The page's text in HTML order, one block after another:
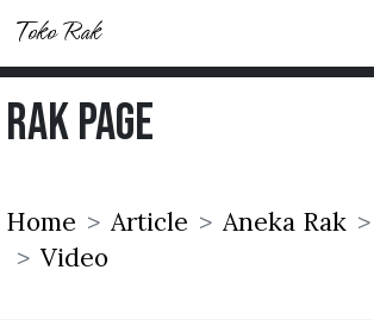
Toko Rak
Rak Page
Home Article Aneka Rak
Video